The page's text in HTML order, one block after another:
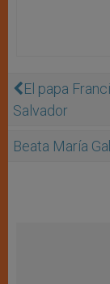
El papa
Salvador
Beata María